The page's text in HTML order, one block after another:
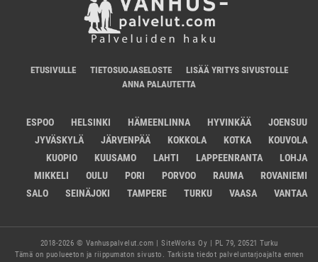
ETUSIVULLE TIETOSUOJASELOSTE
LISÄÄ YRITYS SIVUSTOLLE
ANNA PALAUTETTA
ESPOO HELSINKI HÄMEENLINNA HYVINKÄÄ
JOENSUU
JYVÄSKYLÄ
JÄRVENPÄÄ KOKKOLA KOTKA
KOUVOLA
KUOPIO
KUUSAMO LAHTI LAPPEENRANTA
LOHJA
MIKKELI
OULU PORI PORVOO RAUMA
ROVANIEMI
SALO
SEINÄJOKI TAMPERE TURKU VAASA VANTAA
2018-2026 © Vanhuspalvelut.com | SiteWorks Oy | PL 79, 20521 Turku
Tämä on puolueeton ja riippumaton sivusto. Tarkista tiedot palveluntarjoajalta ennen